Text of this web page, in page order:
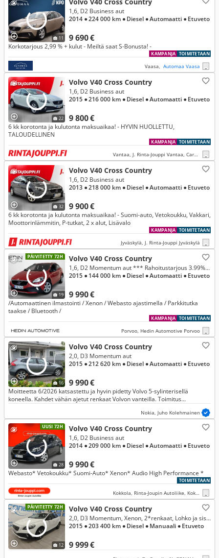
11 9 690 €
1,6, D2 Business aut
2014 ● 224 000 km ● Diesel ● Automaatti ● Etuveto
Korkotarjous 2,99 % + kulut - Meiltä saat S-Bonusta! -
TOIMITETAAN
KAMPANJA
Vaasa, Automaa Vaasa
22
Volvo V40 Cross Country
9 800 €
1,6, D2 Business aut
2015 ● 216 000 km ● Diesel ● Automaatti ● Etuveto
6 kk korotonta ja kulutonta maksuaikaa! - HYVIN HUOLLETTU,
TALOUDELLINEN
TOIMITETAAN
KAMPANJA
Vantaa, J. Rinta-Jouppi Vantaa, Caravan
32
Volvo V40 Cross Country
9 900 €
1,6, D2 Business aut
2013 ● 218 000 km ● Diesel ● Automaatti ● Etuveto
6 kk korotonta ja kulutonta maksuaikaa! - Suomi-auto, Vetokoukku, Vakkari,
Moottorinlämmitin, P-tutkat, 2 x alut, Lisävalo
TOIMITETAAN
KAMPANJA
Jyväskylä, J. Rinta-Jouppi Jyväskylä
PÄIVITETTY 72H
19
Volvo V40 Cross Country
9 990 €
1,6, D2 Momentum aut *** Rahoitustarjous 3.99% (+kulut)
2015 ● 144 000 km ● Diesel ● Automaatti ● Etuveto
/Automaattinen ilmastointi / Xenon / Webasto ajastimella / Parkkitutka
taakse / Bluetooth /
TOIMITETAAN
KAMPANJA
Porvoo, Hedin Automotive Porvoo
16
Volvo V40 Cross Country
9 990 €
2,0, D3 Momentum aut
2015 ● 212 620 km ● Diesel ● Automaatti ● Etuveto
Moitteetta 6/2026 katsastettu ja hyvin pidetty Volvo 5-sylinterisellä
koneella. Kahdet vähän ajetut renkaat Volvon vanteilla. Toimitus
Nokia, Juho Kolehmainen
UUSI 72H
28
Volvo V40 Cross Country
9 990 €
1,6, D2 Business aut
2014 ● 209 000 km ● Diesel ● Automaatti ● Etuveto
Webasto* Vetokoukku* Suomi-Auto* Xenon* Audio High Performance *
TOIMITETAAN
Kokkola, Rinta-Joupin Autoliike, Kokkola
PÄIVITETTY 72H
12
Volvo V40 Cross Country
9 999 €
2,0, D3 Momentum, Xenon, 2*renkaat, Lohko ja sisätilapistoke, juuri vaihdettu jakopäänhihna! Hieno yksilö!
2015 ● 203 400 km ● Diesel ● Manuaali ● Etuveto